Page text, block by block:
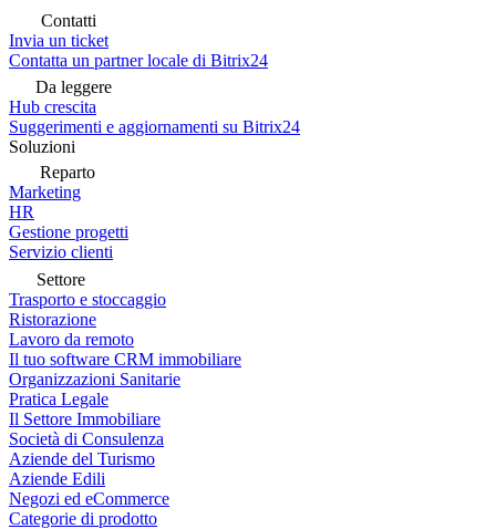
Contatti
Invia un ticket
Contatta un partner locale di Bitrix24
Da leggere
Hub crescita
Suggerimenti e aggiornamenti su Bitrix24
Soluzioni
Reparto
Marketing
HR
Gestione progetti
Servizio clienti
Settore
Trasporto e stoccaggio
Ristorazione
Lavoro da remoto
Il tuo software CRM immobiliare
Organizzazioni Sanitarie
Pratica Legale
Il Settore Immobiliare
Società di Consulenza
Aziende del Turismo
Aziende Edili
Negozi ed eCommerce
Categorie di prodotto